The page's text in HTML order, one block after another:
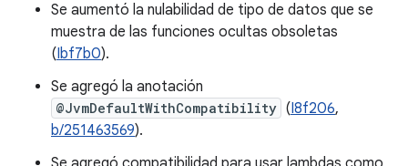
Se aumentó la nulabilidad de tipo de datos que se
muestra de las funciones ocultas obsoletas
(Ibf7b0).
Se agregó la anotación
@JvmDefaultWithCompatibility (I8f206,
b/251463569).